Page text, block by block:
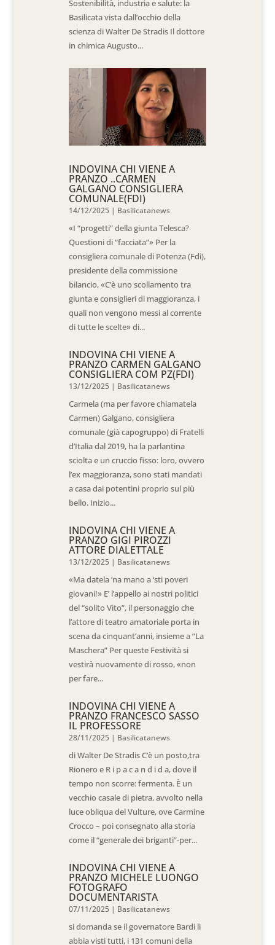
Sostenibilità, industria e salute: la
Basilicata vista dall’occhio della
scienza di Walter De Stradis Il dottore
in chimica Augusto...
INDOVINA CHI VIENE A
PRANZO ..CARMEN
GALGANO CONSIGLIERA
COMUNALE(FDI)
14/12/2025 | Basilicatanews
«I “progetti” della giunta Telesca?
Questioni di “facciata”» Per la
consigliera comunale di Potenza (Fdi),
presidente della commissione
bilancio, «C’è uno scollamento tra
giunta e consiglieri di maggioranza, i
quali non vengono messi al corrente
di tutte le scelte» di...
INDOVINA CHI VIENE A
PRANZO CARMEN GALGANO
CONSIGLIERA COM PZ(FDI)
13/12/2025 | Basilicatanews
Carmela (ma per favore chiamatela
Carmen) Galgano, consigliera
comunale (già capogruppo) di Fratelli
d’Italia dal 2019, ha la parlantina
sciolta e un cruccio fisso: loro, ovvero
l’ex maggioranza, sono stati mandati
a casa dai potentini proprio sul più
bello. Inizio...
INDOVINA CHI VIENE A
PRANZO GIGI PIROZZI
ATTORE DIALETTALE
13/12/2025 | Basilicatanews
«Ma datela ‘na mano a ‘sti poveri
giovani!» E’ l’appello ai nostri politici
del “solito Vito”, il personaggio che
l’attore di teatro amatoriale porta in
scena da cinquant’anni, insieme a “La
Maschera” Per queste Festività si
vestirà nuovamente di rosso, «non
per fare...
INDOVINA CHI VIENE A
PRANZO FRANCESCO SASSO
IL PROFESSORE
28/11/2025 | Basilicatanews
di Walter De Stradis C’è un posto,tra
Rionero e R i p a c a n d i d a, dove il
tempo non scorre: fermenta. È un
vecchio casale di pietra, avvolto nella
luce obliqua del Vulture, ove Carmine
Crocco – poi consegnato alla storia
come il “generale dei briganti”-per...
INDOVINA CHI VIENE A
PRANZO MICHELE LUONGO
FOTOGRAFO
DOCUMENTARISTA
07/11/2025 | Basilicatanews
si domanda se il governatore Bardi li
abbia visti tutti, i 131 comuni della